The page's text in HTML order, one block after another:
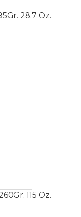
28.7 Oz.
115 Oz.